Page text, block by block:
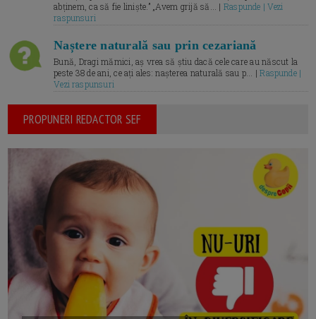
abținem, ca să fie liniște.” „Avem grijă să... | Raspunde | Vezi
raspunsuri
Naștere naturală sau prin cezariană
Bună, Dragi mămici, aș vrea să știu dacă cele care au născut la
peste 38 de ani, ce ați ales: nașterea naturală sau p... |Raspunde |
Vezi raspunsuri
PROPUNERI REDACTOR SEF